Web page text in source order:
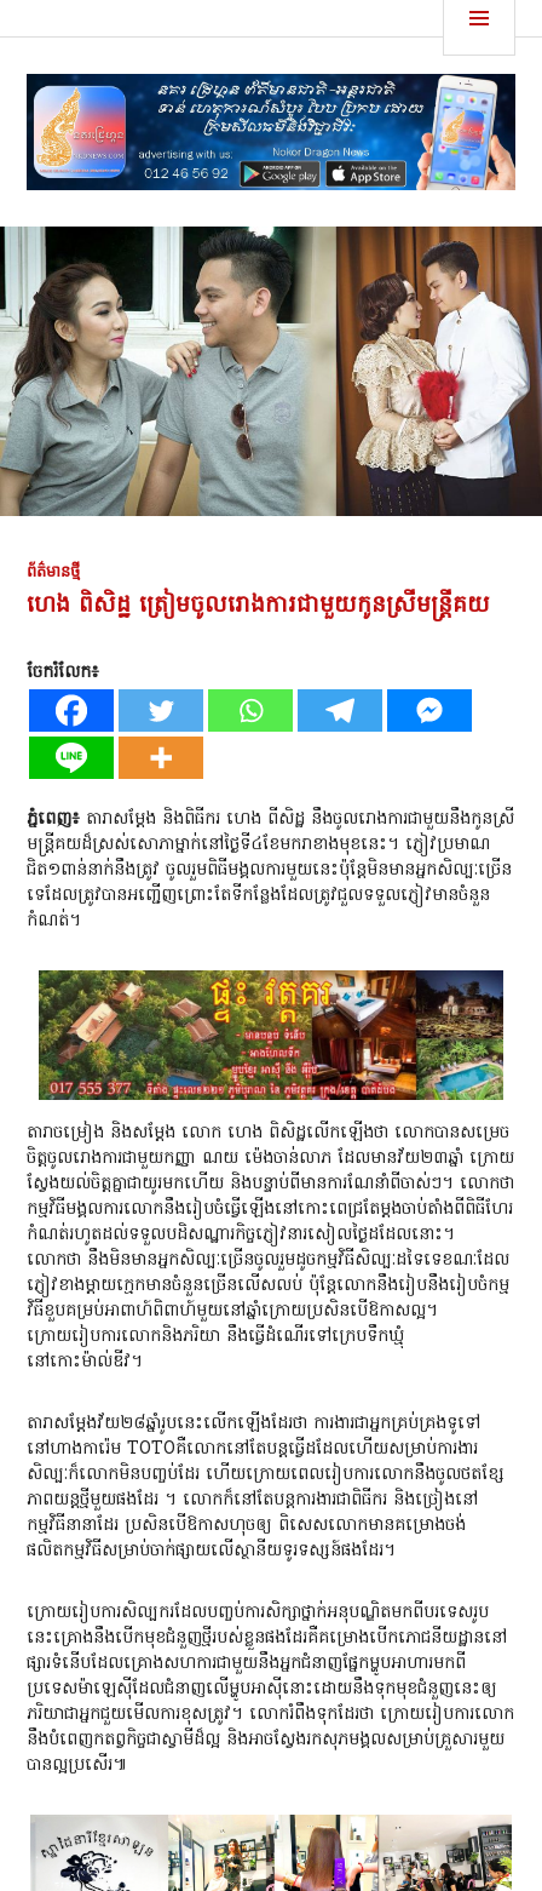
to នគរដ្រេហ្គន
ព័ត៌មានថ្មី
ហេង ពិសិដ្ឋ ត្រៀមចូលរោងការជាមួយកូនស្រីមន្ត្រីគយ
ចែករំលែក៖
ភ្នំពេញ៖ តារាសម្តែង និងពិធីករ ហេង ពីសិដ្ឋ នឹងចូលរោងការជាមួយនឹងកូនស្រី
មន្ត្រីគយដ៏ស្រស់សោភាម្នាក់នៅថ្ងៃទី៤ខែមករាខាងមុខនេះ។ ភ្ញៀវប្រមាណ
ជិត១ពាន់នាក់នឹងត្រូវ ចូលរួមពិធីមង្គលការមួយនេះប៉ុន្តែមិនមានអ្នកសិល្បៈច្រើន
ទេដែលត្រូវបានអញ្ជើញព្រោះតែទីកន្លែងដែលត្រូវជួលទទួលភ្ញៀវមានចំនួន
កំណត់។
តារាចម្រៀង និងសម្តែង លោក ហេង ពិសិដ្ឋលើកឡើងថា លោកបានសម្រេច
ចិត្តចូលរោងការជាមួយកញ្ញា ណយ ម៉េងចាន់លាភ ដែលមានវ័យ២៣ឆ្នាំ ក្រោយ
ស្វែងយល់ចិត្តគ្នាជាយូរមកហើយ និងបន្ទាប់ពីមានការណែនាំពីចាស់ៗ។ លោកថា
កម្មវិធីមង្គលការលោកនឹងរៀបចំធ្វើឡើងនៅកោះពេជ្រតែម្តងចាប់តាំងពីពិធីហែរ
កំណត់រហូតដល់ទទួលបដិសណ្ឋារកិច្ចភ្ញៀវនារសៀលថ្ងៃដដែលនោះ។
លោកថា នឹងមិនមានអ្នកសិល្បៈច្រើនចូលរួមដូចកម្មវិធីសិល្បៈដទៃទេខណៈដែល
ភ្ញៀវខាងម្តាយក្មេកមានចំនួនច្រើនលើសលប់ ប៉ុន្តែលោកនឹងរៀបនឹងរៀបចំកម្ម
វិធីខួបគម្រប់អាពាហ៍ពិពាហ៍មួយនៅឆ្នាំក្រោយប្រសិនបើឱកាសល្អ។
ក្រោយរៀបការលោកនិងភរិយា នឹងធ្វើដំណើរទៅក្រេបទឹកឃ្មុំ
នៅកោះម៉ាល់ឌីវ។
តារាសម្តែងវ័យ២៨ឆ្នាំរូបនេះលើកឡើងដែរថា ការងារជាអ្នកគ្រប់គ្រងទូទៅ
នៅហាងការ៉េម TOTOគឺលោកនៅតែបន្តធ្វើដដែលហើយសម្រាប់ការងារ
សិល្បៈក៏លោកមិនបញ្ចប់ដែរ ហើយក្រោយពេលរៀបការលោកនឹងចូលថតខ្សែ
ភាពយន្តថ្មីមួយផងដែរ ។ លោកក៏នៅតែបន្តការងារជាពិធីករ និងច្រៀងនៅ
កម្មវិធីនានាដែរ ប្រសិនបើឱកាសហុចឲ្យ ពិសេសលោកមានគម្រោងចង់
ផលិតកម្មវិធីសម្រាប់ចាក់ផ្សាយលើស្ថានីយទូរទស្សន៍ផងដែរ។
ក្រោយរៀបការសិល្បករដែលបញ្ចប់ការសិក្សាថ្នាក់អនុបណ្ឌិតមកពីបរទេសរូប
នេះគ្រោងនឹងបើកមុខជំនួញថ្មីរបស់ខ្លួនផងដែរគឺគម្រោងបើកភោជនីយដ្ឋាននៅ
ផ្សារទំនើបដែលគ្រោងសហការជាមួយនឹងអ្នកជំនាញផ្នែកម្ហូបអាហារមកពី
ប្រទេសម៉ាឡេស៊ីដែលជំនាញលើម្ហូបអាស៊ីនោះដោយនឹងទុកមុខជំនួញនេះឲ្យ
ភរិយាជាអ្នកជួយមើលការខុសត្រូវ។ លោករំពឹងទុកដែរថា ក្រោយរៀបការលោក
នឹងបំពេញកតព្វកិច្ចជាស្វាមីដ៏ល្អ និងអាចស្វែងរកសុភមង្គលសម្រាប់គ្រួសារមួយ
បានល្អប្រសើរ៕